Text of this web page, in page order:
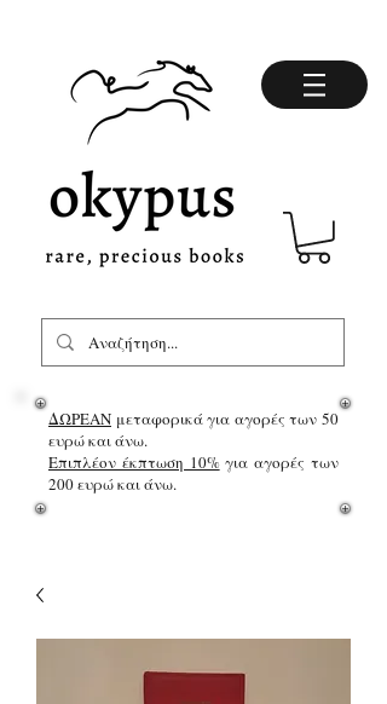
ΔΩΡΕΑΝ μεταφορικά για αγορές των 50
ευρώ και άνω.
Επιπλέον έκπτωση 10%για αγορές των
200 ευρώ και άνω.